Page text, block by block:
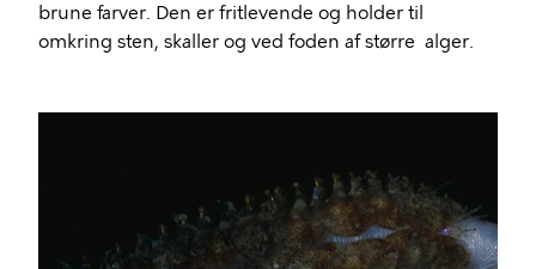
brune farver. Den er fritlevende og holder til
omkring sten, skaller og ved foden af større alger.